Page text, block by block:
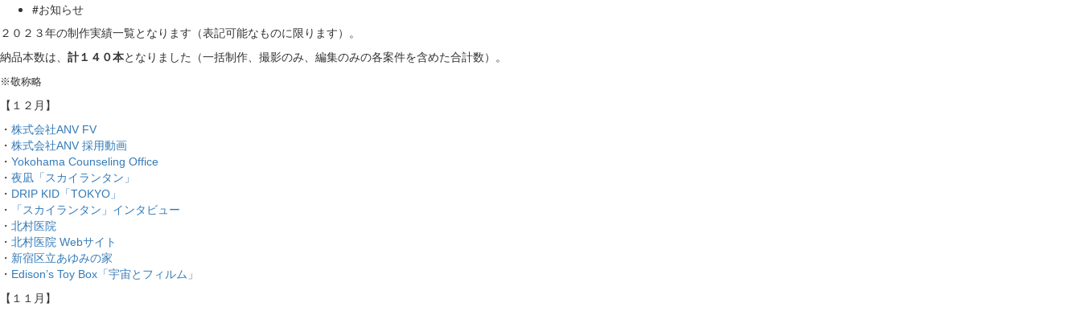
#お知らせ
２０２３年の制作実績一覧となります（表記可能なものに限ります）。
納品本数は、 計１４０本となりました（一括制作、撮影のみ、編集のみの各案件を含めた合計数）。
※敬称略
【１２月】
・ 株式会社ANV FV
・ 株式会社ANV 採用動画
・ Yokohama Counseling Office
・ 夜凪「スカイランタン」
・ DRIP KID「TOKYO」
・
「スカイランタン」インタビュー
・ 北村医院
・ 北村医院 Webサイト
・ 新宿区立あゆみの家
・ Edison’s Toy Box「宇宙とフィルム」
【１１月】